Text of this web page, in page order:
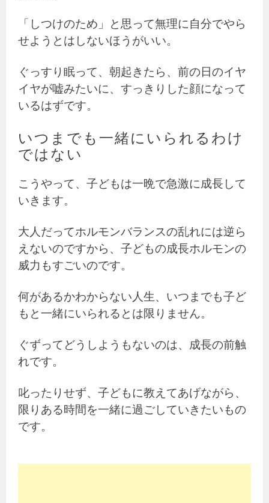
「しつけのため」と思って無理に自分でやら
せようとはしないほうがいい。
ぐっすり眠って、朝起きたら、前の日のイヤ
イヤが嘘みたいに、すっきりした顔になって
いるはずです。
いつまでも一緒にいられるわけ
ではない
こうやって、子どもは一晩で急激に成長して
いきます。
大人だってホルモンバランスの乱れには逆ら
えないのですから、子どもの成長ホルモンの
威力もすごいのです。
何があるかわからない人生、いつまでも子ど
もと一緒にいられるとは限りません。
ぐずってどうしようもないのは、成長の前触
れです。
叱ったりせず、子どもに教えてあげながら、
限りある時間を一緒に過ごしていきたいもの
です。